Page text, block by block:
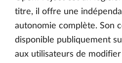
titre, il offre une
autonomie complète. Son
disponible publiquement
aux utilisateurs de